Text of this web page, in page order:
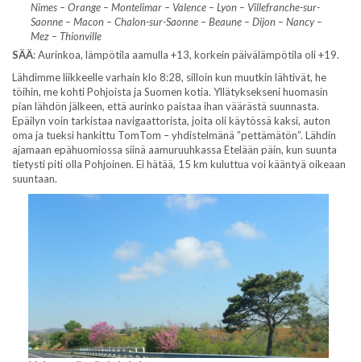
Nimes – Orange – Montelimar – Valence – Lyon – Villefranche-sur-
Saonne – Macon – Chalon-sur-Saonne – Beaune – Dijon – Nancy –
Mez – Thionville
SÄÄ: Aurinkoa, lämpötila aamulla +13, korkein päivälämpötila oli +19.
Lähdimme liikkeelle varhain klo 8:28, silloin kun muutkin lähtivät, he
töihin, me kohti Pohjoista ja Suomen kotia. Yllätyksekseni huomasin
pian lähdön jälkeen, että aurinko paistaa ihan väärästä suunnasta.
Epäilyn voin tarkistaa navigaattorista, joita oli käytössä kaksi, auton
oma ja tueksi hankittu TomTom – yhdistelmänä ”pettämätön”. Lähdin
ajamaan epähuomiossa siinä aamuruuhkassa Etelään päin, kun suunta
tietysti piti olla Pohjoinen. Ei hätää, 15 km kuluttua voi kääntyä oikeaan
suuntaan.